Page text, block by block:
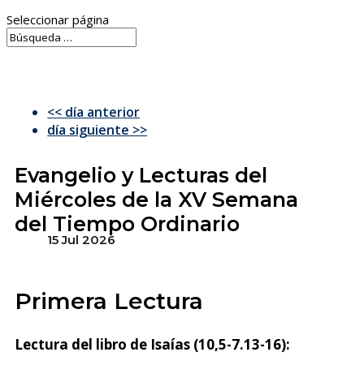
Seleccionar página
<< día anterior
día siguiente >>
Evangelio y Lecturas del
Miércoles de la XV Semana
del Tiempo Ordinario
15 Jul 2026
Primera Lectura
Lectura del libro de Isaías (10,5-7.13-16):